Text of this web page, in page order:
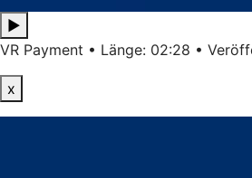
▶
VR Payment • Länge: 02:28 •
x